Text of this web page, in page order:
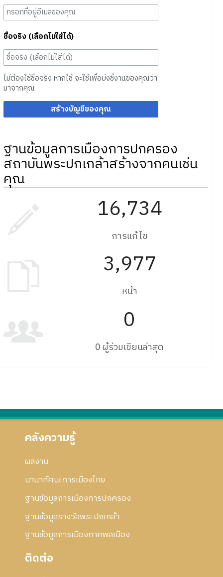
ชื่อจริง (เลือกไม่ใส่ได้)
ไม่ต้องใช้ชื่อจริง หากใช้ จะใช้เพื่อบ่งชี้งานของคุณว่า
มาจากคุณ
สร้างบัญชีของคุณ
ฐานข้อมูลการเมืองการปกครอง
สถาบันพระปกเกล้าสร้างจากคนเช่น
คุณ
16,734
การแก้ไข
3,977
หน้า
0
0 ผู้ร่วมเขียนล่าสุด
คลังความรู้
ผลงาน
นานาทัศนะการเมืองไทย
ฐานข้อมูลการเมืองการปกครอง
ฐานข้อมูลรางวัลพระปกเกล้า
ฐานข้อมูลการเมืองภาคพลเมือง
ติดต่อ